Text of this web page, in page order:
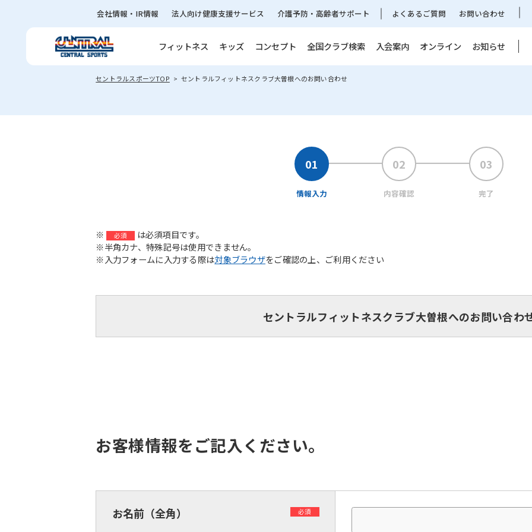
会社情報・IR情報 法人向け健康支援サービス 介護予防・高齢者サポート よくあるご質問 お問い合わせ
フィットネス キッズ コンセプト 全国クラブ検索 入会案内 オンライン お知らせ
セントラルスポーツTOP セントラルフィットネスクラブ大曽根へのお問い合わせ
情報入力 内容確認 完了
※ 必須
は必須項目です。
※半角カナ、特殊記号は使用できません。
※入力フォームに入力する際は対象ブラウザをご確認の上、ご利用ください
セントラルフィットネスクラブ大曽根へのお問い合わ
お客様情報をご記入ください。
お名前（全角） 必須